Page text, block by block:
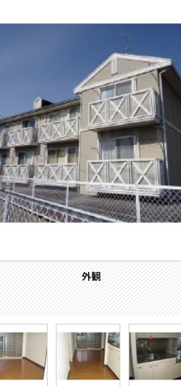
外観
間取
間取り
居間
居間
キッチン
キッチン
寝室
寝室
風呂
風呂
トイレ
収納
洗面
バルコニー
設備
玄関
眺望
その他画像
その他画像
周辺施設：役所
周辺施設：中学校